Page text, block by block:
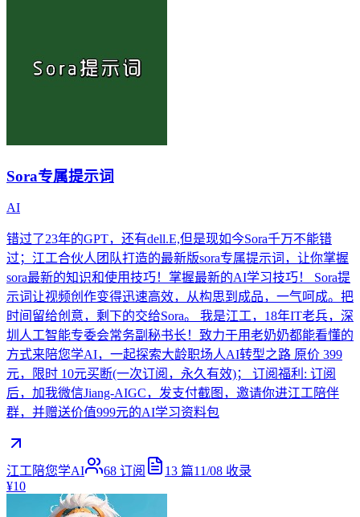
Sora专属提示词
AI
错过了23年的GPT，还有dell.E,但是现如今Sora千万不能错
过；江工合伙人团队打造的最新版sora专属提示词，让你掌握
sora最新的知识和使用技巧！掌握最新的AI学习技巧！ Sora提
示词让视频创作变得迅速高效，从构思到成品，一气呵成。把
时间留给创意，剩下的交给Sora。 我是江工，18年IT老兵，深
圳人工智能专委会常务副秘书长！致力于用老奶奶都能看懂的
方式来陪您学AI，一起探索大龄职场人AI转型之路 原价 399
元，限时 10元买断(一次订阅，永久有效)； 订阅福利: 订阅
后，加我微信Jiang-AIGC，发支付截图，邀请你进江工陪伴
群，并赠送价值999元的AI学习资料包
江工陪您学AI 68 订阅 13 篇11/08 收录
¥10